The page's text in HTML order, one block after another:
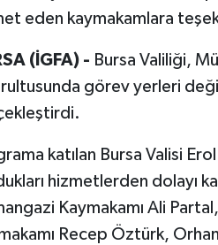
eden kaymakamlara
(İGFA) - Bursa Valiliği,
görev yerleri
katılan Bursa Valisi
hizmetlerden dolayı
Kaymakamı Ali
Recep Öztürk,